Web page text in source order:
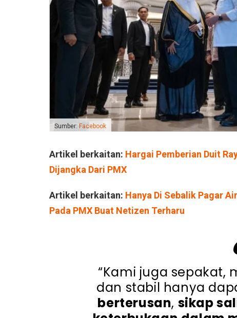
Sumber: Facebook
Artikel berkaitan: Hargai Pemberian Duit
Dijangka Dari PMX
Artikel berkaitan: Hanya Di Sebalik Pagar
Pada PMX Buat Netizen Terharu
“Kami juga sepakat,
dan stabil hanya
berterusan, sikap